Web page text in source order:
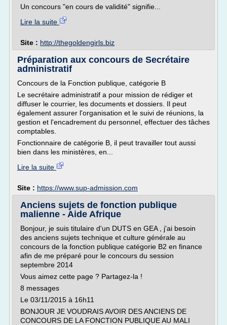
Un concours "en cours de validité" signifie...
Lire la suite
Site : http://thegoldengirls.biz
Préparation aux concours de Secrétaire
administratif
Concours de la Fonction publique, catégorie B
Le secrétaire administratif a pour mission de rédiger et
diffuser le courrier, les documents et dossiers. Il peut
également assurer l'organisation et le suivi de réunions, la
gestion et l'encadrement du personnel, effectuer des tâches
comptables.
Fonctionnaire de catégorie B, il peut travailler tout aussi
bien dans les ministères, en...
Lire la suite
Site : https://www.sup-admission.com
Anciens sujets de fonction publique
malienne - Aide Afrique
Bonjour, je suis titulaire d'un DUTS en GEA , j'ai besoin
des anciens sujets technique et culture générale au
concours de la fonction publique catégorie B2 en finance
afin de me préparé pour le concours du session
septembre 2014
Vous aimez cette page ? Partagez-la !
8 messages
Le 03/11/2015 à 16h11
BONJOUR JE VOUDRAIS AVOIR DES ANCIENS DE
CONCOURS DE LA FONCTION PUBLIQUE AU MALI